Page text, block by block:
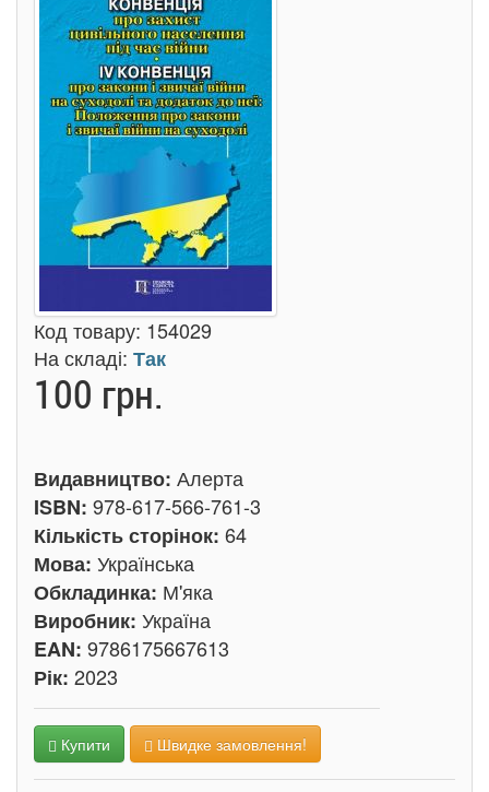
Код товару: 154029
На складі: Так
100 грн.
Видавництво: Алерта
ISBN: 978-617-566-761-3
Кількість сторінок: 64
Мова: Українська
Обкладинка: М'яка
Виробник: Україна
EAN: 9786175667613
Рік: 2023
Купити Швидке замовлення!